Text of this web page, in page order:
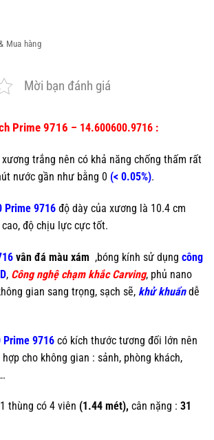
Mua hàng
Mời bạn đánh giá
Prime 9716 – 14.600600.9716 :
xương trắng nên có khả năng chống thấm rất
nước gần như bằng 0 (< 0.05%).
Prime 9716 độ dày của xương là 10.4 cm
độ chịu lực cực tốt.
vân đá màu xám ,bóng kính sử dụng công
, Công nghệ chạm khắc Carving, phủ nano
gian sang trọng, sạch sẽ, khử khuẩn dễ
Prime 9716 có kích thước tương đối lớn nên
cho không gian : sảnh, phòng khách,
1 thùng có 4 viên (1.44 mét), cân nặng : 31